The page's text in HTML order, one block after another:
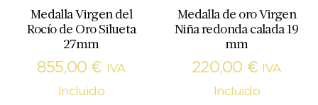
Medalla Virgen del
Rocío de Oro Silueta
27mm
855,00 €
IVA
Incluido
Medalla de oro Virgen
Niña redonda calada 19
mm
220,00 €
IVA
Incluido